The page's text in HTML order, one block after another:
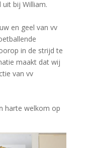
bij William.
en geel van vv
in de strijd te
maakt dat wij
van vv
harte welkom op